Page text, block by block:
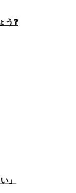
う❓
」